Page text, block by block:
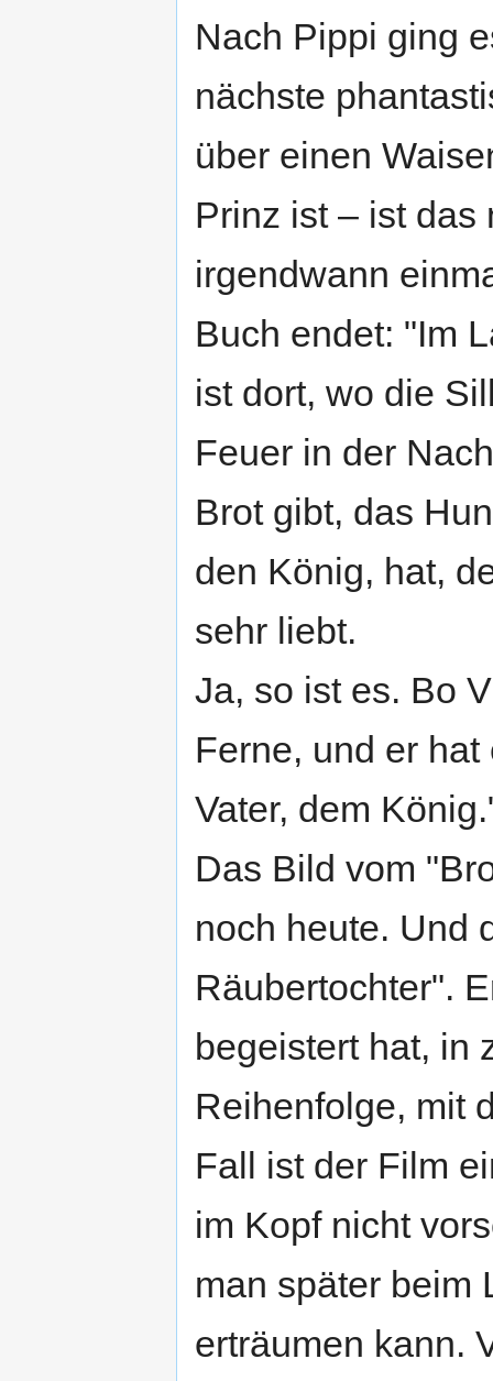
Nach Pippi ging
nächste
über einen
Prinz ist – ist das
irgendwann
Buch endet: "Im
ist dort, wo die
Feuer in der
Brot gibt, das
den König, hat,
sehr liebt.
Ja, so ist es. Bo
Ferne, und er
Vater, dem
Das Bild vom
noch heute. Und
Räubertochter".
begeistert hat, in
Reihenfolge, mit
Fall ist der Film
im Kopf nicht
man später beim
erträumen kann.